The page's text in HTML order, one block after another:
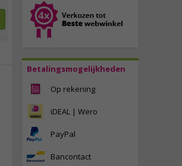
Betalingsmogelijkheden
Op rekening
iDEAL | Wero
PayPal
Bancontact